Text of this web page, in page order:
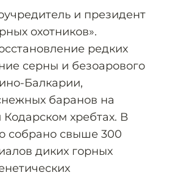
и президент
охотников».
редких
серны и безоарового
Балкарии,
баранов на
хребтах. В
собрано свыше 300
диких горных